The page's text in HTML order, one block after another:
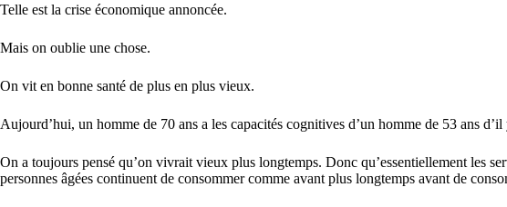
Telle est la crise économique annoncée.
Mais on oublie une chose.
On vit en bonne santé de plus en plus vieux.
Aujourd’hui, un homme de 70 ans a les capacités cognitives d’un homme de 53 ans d’il
On a toujours pensé qu’on vivrait vieux plus longtemps. Donc qu’essentiellement les
personnes âgées continuent de consommer comme avant plus longtemps avant de